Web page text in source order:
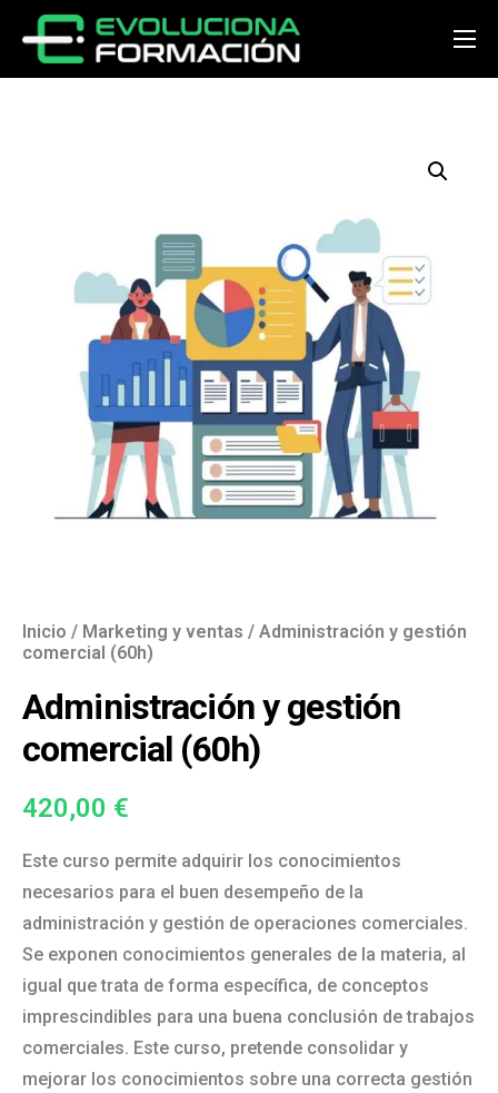
Inicio
Contacto
Inicio / Marketing y ventas / Administración y gestión
comercial (60h)
Administración y gestión
comercial (60h)
420,00 €
Este curso permite adquirir los conocimientos
necesarios para el buen desempeño de la
administración y gestión de operaciones comerciales.
Se exponen conocimientos generales de la materia, al
igual que trata de forma específica, de conceptos
imprescindibles para una buena conclusión de trabajos
comerciales. Este curso, pretende consolidar y
mejorar los conocimientos sobre una correcta gestión